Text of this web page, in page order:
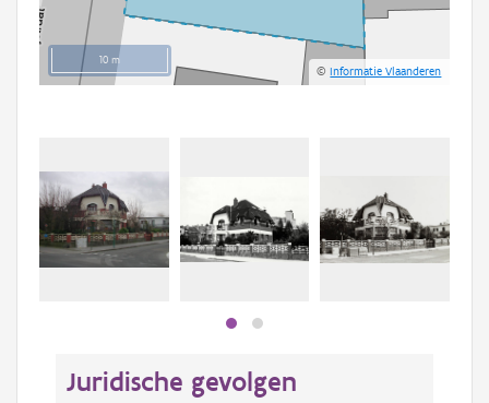
10 m
©Informatie Vlaanderen
Juridische gevolgen